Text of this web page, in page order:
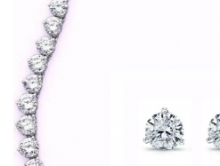
Selectii
Reduceri
Cele mai noi
Cele mai vandute
Cele mai votate
Cu video
Pret